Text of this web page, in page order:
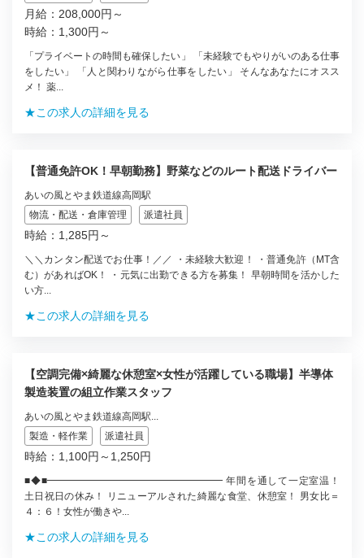
月給：208,000円～
時給：1,300円～
「プライベートの時間も確保したい」 「未経験でもやりがいのある仕事
をしたい」 「人と関わりながら仕事をしたい」 そんなあなたにオスス
メ！ 薬...
★この求人の詳細を見る
【普通免許OK！早朝勤務】野菜などのルート配送ドライバー
あいの風とやま鉄道線高岡駅
物流・配送・倉庫管理
派遣社員
時給：1,285円～
＼＼カンタン配送でお仕事！／／ ・未経験大歓迎！ ・普通免許（MT含
む）があればOK！ ・元気に出勤できる方を募集！ 早朝時間を活かした
い方...
★この求人の詳細を見る
【空調完備×綺麗な休憩室×女性が活躍している職場】半導体
製造装置の組立作業スタッフ
あいの風とやま鉄道線高岡駅...
製造・軽作業
派遣社員
時給：1,100円～1,250円
■◆■━━━━━━━━━━━━━━━━━━ 年間を通して一定室温！
土日祝日の休み！ リニューアルされた綺麗な食堂、休憩室！ 男女比＝
４：６！女性が働きや...
★この求人の詳細を見る